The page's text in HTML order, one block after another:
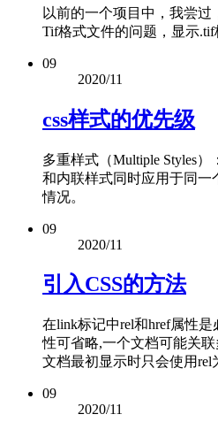
以前的一个项目中，我尝
Tif格式文件的问题，显示.tif
09
2020/11
css样式的优先级
多重样式（Multiple Styles
和内联样式同时应用于同一
情况。
09
2020/11
引入CSS的方法
在link标记中rel和href属性是
性可省略,一个文档可能关
文档最初显示时只会使用rel
09
2020/11